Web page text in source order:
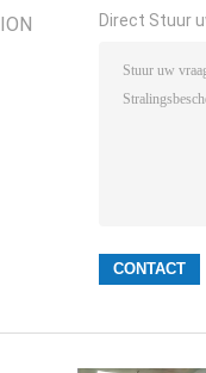
Direct Stuur